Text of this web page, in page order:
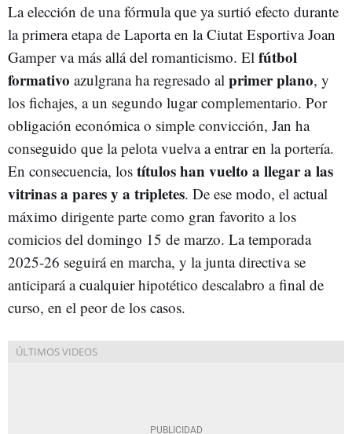
La elección de una fórmula que ya surtió efecto durante
la primera etapa de Laporta en la Ciutat Esportiva Joan
Gamper va más allá del romanticismo. El fútbol
formativo azulgrana ha regresado al primer plano, y
los fichajes, a un segundo lugar complementario. Por
obligación económica o simple convicción, Jan ha
conseguido que la pelota vuelva a entrar en la portería.
En consecuencia, los títulos han vuelto a llegar a las
vitrinas a pares y a tripletes. De ese modo, el actual
máximo dirigente parte como gran favorito a los
comicios del domingo 15 de marzo. La temporada
2025-26 seguirá en marcha, y la junta directiva se
anticipará a cualquier hipotético descalabro a final de
curso, en el peor de los casos.